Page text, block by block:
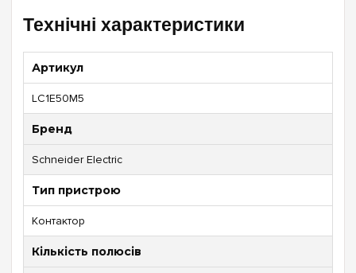
Технічні характеристики
Артикул
LC1E50M5
Бренд
Schneider Electric
Тип пристрою
Контактор
Кількість полюсів